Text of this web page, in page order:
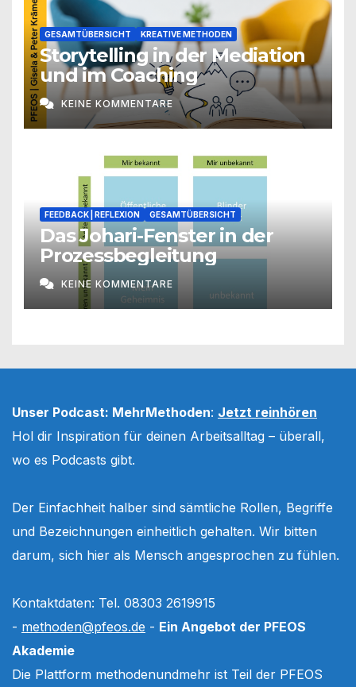
GESAMTÜBERSICHT KREATIVE METHODEN
Storytelling in der Mediation
und im Coaching
KEINE KOMMENTARE
FEEDBACK | REFLEXION GESAMTÜBERSICHT
Das Johari-Fenster in der
Prozessbegleitung
KEINE KOMMENTARE
Unser Podcast: MehrMethoden: Jetzt reinhören
Hol dir Inspiration für deinen Arbeitsalltag – überall,
wo es Podcasts gibt.
Der Einfachheit halber sind sämtliche Rollen, Begriffe
und Bezeichnungen einheitlich gehalten. Wir bitten
darum, sich hier als Mensch angesprochen zu fühlen.
Kontaktdaten: Tel. 08303 2619915
- methoden@pfeos.de - Ein Angebot der PFEOS
Akademie
Die Plattform methodenundmehr ist Teil der PFEOS